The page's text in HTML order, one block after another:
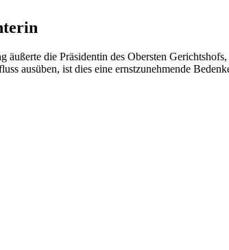
äußerte die Präsidentin des Obersten
ausüben, ist dies eine ernstzunehmende